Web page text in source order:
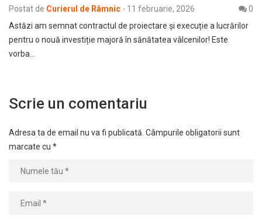
Postat de Curierul de Râmnic - 11 februarie, 2026
0
​Astăzi am semnat contractul de proiectare și execuție a lucrărilor
pentru o nouă investiție majoră în sănătatea vâlcenilor! Este
vorba…
Scrie un comentariu
Adresa ta de email nu va fi publicată. Câmpurile obligatorii sunt
marcate cu *